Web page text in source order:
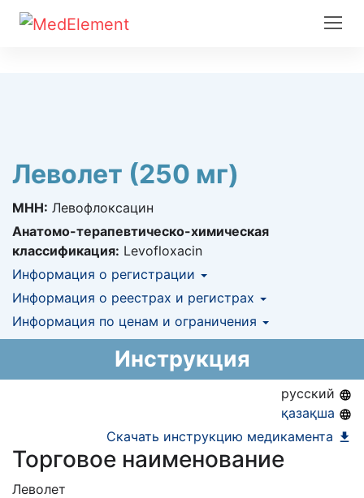
Леволет (250 мг)
МНН: Левофлоксацин
Анатомо-терапевтическо-химическая
классификация: Levofloxacin
Информация о регистрации
Номер регистрации в РК:№ РК-ЛС-5№016574
Информация о регистрации в РК:18.01.2021 -
бессрочно
Информация о реестрах и регистрах
КНФ (ЛС включено в Казахстанский
национальный формуляр лекарственных
АЛО (Включено в Список бесплатного
амбулаторного лекарственного обеспечения)
ЕД (Включено в Список ЛС в рамках ГОБМП,
подлежащих закупу у Единого
Информация по ценам и ограничения
Инструкция
русский
қазақша
Скачать инструкцию медикамента
Торговое наименование
Леволет